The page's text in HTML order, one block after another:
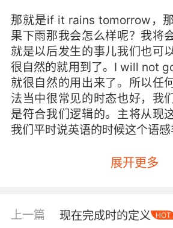
那就是if it rains tomorrow，
果下雨那我会怎么样呢？我将
就是以后发生的事儿我们也可
很自然的就用到了。I will not
就很自然的用出来了。所以任
法当中很常见的时态也好，我
是符合我们逻辑的。主将从现
我们平时说英语的时候这个语感
展开更多
上一篇 现在完成时的定义 HOT